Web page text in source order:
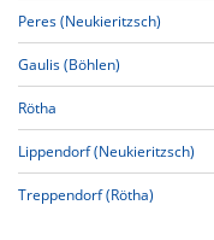
Peres (Neukieritzsch)
Gaulis (Böhlen)
Rötha
Lippendorf (Neukieritzsch)
Treppendorf (Rötha)